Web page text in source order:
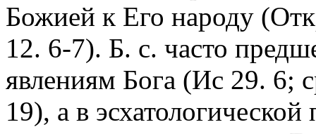
Божией к Его народу
12. 6-7). Б. с. часто
явлениям Бога (Ис 29. 6;
19), а в